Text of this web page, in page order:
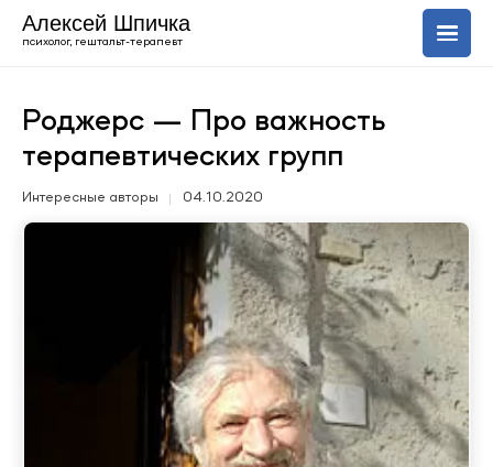
Алексей Шпичка
психолог, гештальт-терапевт
Услуги
Блог
+420 606 843 150
Uk En
Роджерс — Про важность
терапевтических групп
Интересные авторы 04.10.2020